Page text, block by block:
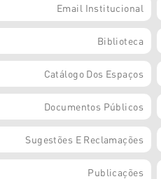
Email Institucional
Biblioteca
Catálogo Dos Espaços
Documentos Públicos
Sugestões E Reclamações
Publicações